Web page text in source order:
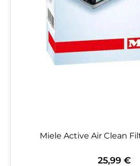
Miele Active Air Clean
Regulärer
25,99 €